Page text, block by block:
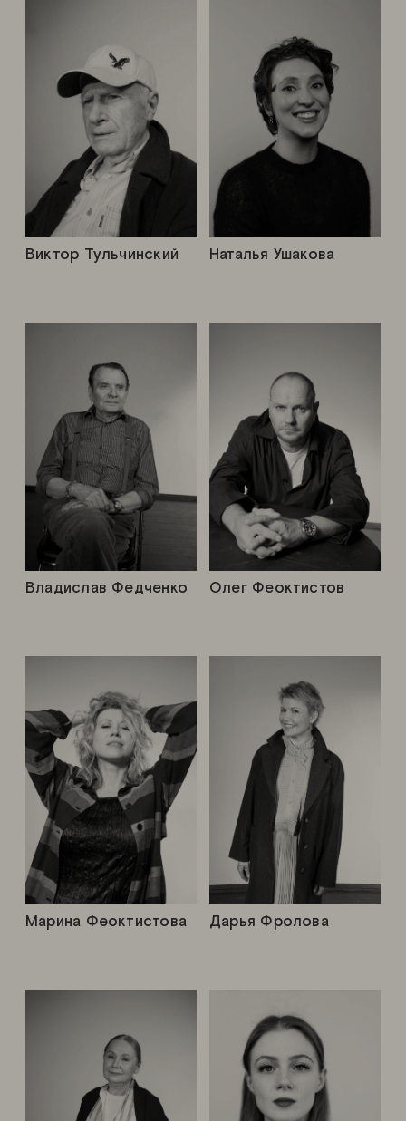
Марина Феоктистова Дарья Фролова
Олег Феоктистов
Виктор Тульчинский Наталья Ушакова
Владислав Федченко